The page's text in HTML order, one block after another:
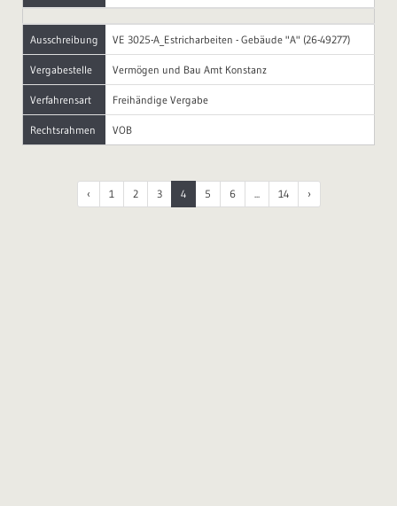
Ausschreibung VE 3025-A_Estricharbeiten - Gebäude "A" (26-49277)
Vergabestelle Vermögen und Bau Amt Konstanz
Verfahrensart Freihändige Vergabe
Rechtsrahmen VOB
‹ 1 2 3 4 5 6 ... 14 ›